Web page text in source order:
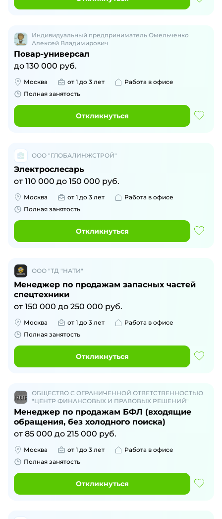
Индивидуальный предприниматель Омельченко
Алексей Владимирович
Повар-универсал
до 130 000 руб.
Москва от 1 до 3 лет
Работа в офисе
Полная занятость
Откликнуться
ООО "ГЛОБАЛИНЖСТРОЙ"
Электрослесарь
от 110 000 до 150 000 руб.
Москва от 1 до 3 лет
Работа в офисе
Полная занятость
Откликнуться
ООО "ТД "НАТИ"
Менеджер по продажам запасных частей
спецтехники
от 150 000 до 250 000 руб.
Москва от 1 до 3 лет
Работа в офисе
Полная занятость
Откликнуться
ОБЩЕСТВО С ОГРАНИЧЕННОЙ ОТВЕТСТВЕННОСТЬЮ
"ЦЕНТР ФИНАНСОВЫХ И ПРАВОВЫХ РЕШЕНИЙ"
Менеджер по продажам БФЛ (входящие
обращения, без холодного поиска)
от 85 000 до 215 000 руб.
Москва от 1 до 3 лет
Работа в офисе
Полная занятость
Откликнуться